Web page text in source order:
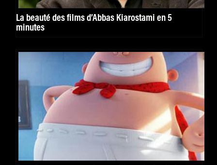
La beauté des films d’Abbas Kiarostami en 5
minutes